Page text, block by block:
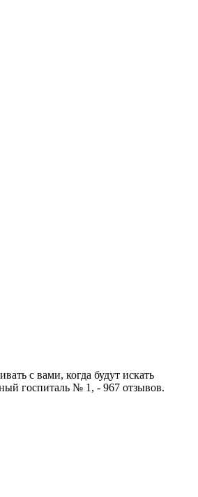
с вами, когда будут искать
госпиталь № 1, - 967 отзывов.